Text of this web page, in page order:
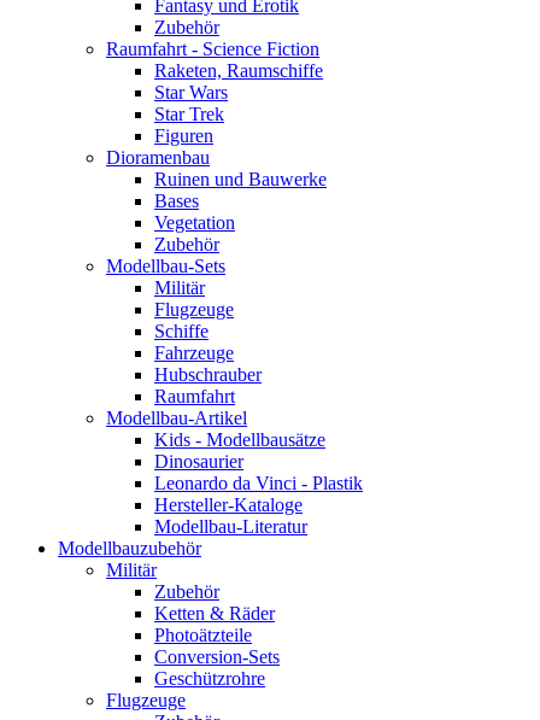
Fantasy und Erotik
Zubehör
Raumfahrt - Science Fiction
Raketen, Raumschiffe
Star Wars
Star Trek
Figuren
Dioramenbau
Ruinen und Bauwerke
Bases
Vegetation
Zubehör
Modellbau-Sets
Militär
Flugzeuge
Schiffe
Fahrzeuge
Hubschrauber
Raumfahrt
Modellbau-Artikel
Kids - Modellbausätze
Dinosaurier
Leonardo da Vinci - Plastik
Hersteller-Kataloge
Modellbau-Literatur
Modellbauzubehör
Militär
Zubehör
Ketten & Räder
Photoätzteile
Conversion-Sets
Geschützrohre
Flugzeuge